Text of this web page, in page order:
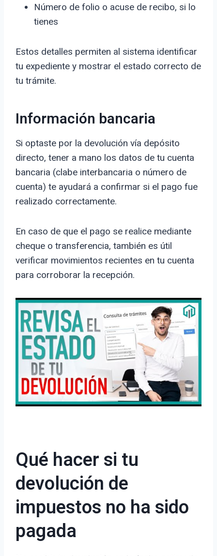
Número de folio o acuse de recibo, si lo
tienes
Estos detalles permiten al sistema identificar
tu expediente y mostrar el estado correcto de
tu trámite.
Información bancaria
Si optaste por la devolución vía depósito
directo, tener a mano los datos de tu cuenta
bancaria (clabe interbancaria o número de
cuenta) te ayudará a confirmar si el pago fue
realizado correctamente.
En caso de que el pago se realice mediante
cheque o transferencia, también es útil
verificar movimientos recientes en tu cuenta
para corroborar la recepción.
Qué hacer si tu
devolución de
impuestos no ha sido
pagada